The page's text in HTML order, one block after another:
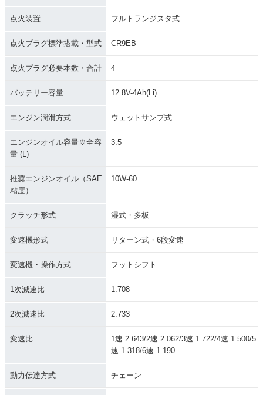
点火装置 フルトランジスタ式
点火プラグ標準搭載・型式 CR9EB
点火プラグ必要本数・合計 4
バッテリー容量 12.8V-4Ah(Li)
エンジン潤滑方式 ウェットサンプ式
エンジンオイル容量※全容
量 (L)
3.5
推奨エンジンオイル（SAE
粘度）
10W-60
クラッチ形式 湿式・多板
変速機形式 リターン式・6段変速
変速機・操作方式 フットシフト
1次減速比 1.708
2次減速比 2.733
変速比
1速 2.643/2速 2.062/3速 1.722/4速 1.500/5
速 1.318/6速 1.190
動力伝達方式 チェーン